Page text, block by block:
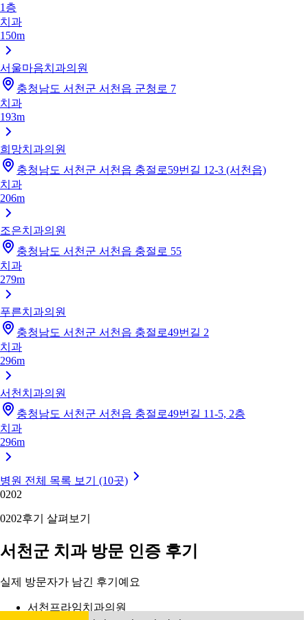
1층
치과
150m
서울마음치과의원
충청남도 서천군 서천읍 군청로 7
치과
193m
희망치과의원
충청남도 서천군 서천읍 충절로59번길 12-3 (서천읍)
치과
206m
조은치과의원
충청남도 서천군 서천읍 충절로 55
치과
279m
푸른치과의원
충청남도 서천군 서천읍 충절로49번길 2
치과
296m
서천치과의원
충청남도 서천군 서천읍 충절로49번길 11-5, 2층
치과
296m
병원 전체 목록 보기 (10곳)
0202
0202후기 살펴보기
서천군 치과 방문 인증 후기
실제 방문자가 남긴 후기예요
서천프라임치과의원